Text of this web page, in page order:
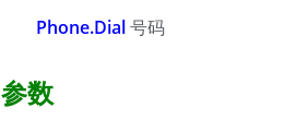
Phone.Dial号码
参数